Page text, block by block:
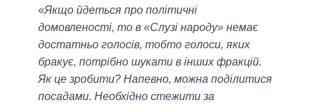
«Якщо йдеться про політичні
домовленості, то в «Слузі народу» немає
достатньо голосів, тобто голоси, яких
бракує, потрібно шукати в інших фракцій.
Як це зробити? Напевно, можна поділитися
посадами. Необхідно стежити за